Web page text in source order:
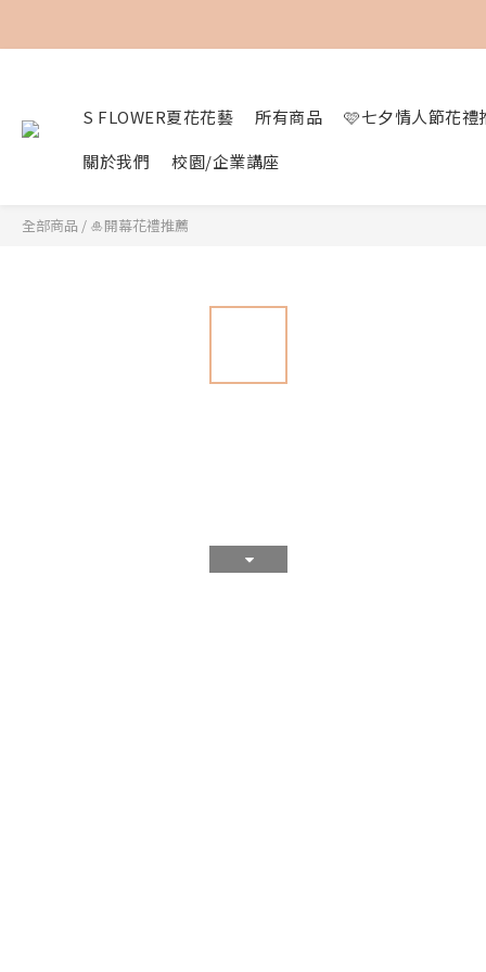
S FLOWER夏花花藝 所有商品
🩷七夕情人節花禮
關於我們
校園/企業講座
全部商品 / 🎍開幕花禮推薦